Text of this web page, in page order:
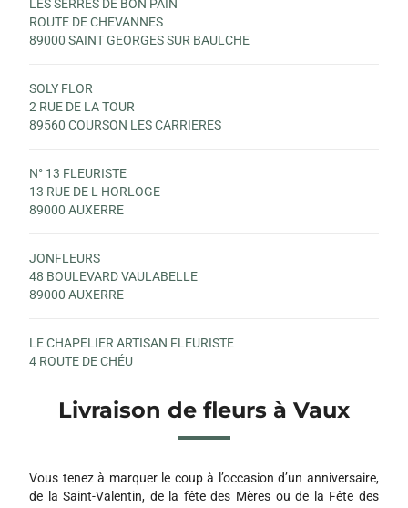
LES SERRES DE BON PAIN
ROUTE DE CHEVANNES
89000 SAINT GEORGES SUR BAULCHE
SOLY FLOR
2 RUE DE LA TOUR
89560 COURSON LES CARRIERES
N° 13 FLEURISTE
13 RUE DE L HORLOGE
89000 AUXERRE
JONFLEURS
48 BOULEVARD VAULABELLE
89000 AUXERRE
LE CHAPELIER ARTISAN FLEURISTE
4 ROUTE DE CHÉU
Livraison de fleurs à Vaux
Vous tenez à marquer le coup à l’occasion d’un anniversaire,
de la Saint-Valentin, de la fête des Mères ou de la Fête des